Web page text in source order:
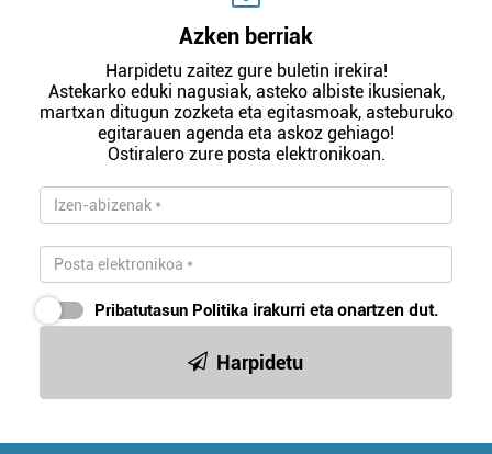
Azken berriak
Harpidetu zaitez gure buletin irekira!
Astekarko eduki nagusiak, asteko albiste ikusienak,
martxan ditugun zozketa eta egitasmoak, asteburuko
egitarauen agenda eta askoz gehiago!
Ostiralero zure posta elektronikoan.
Pribatutasun Politika irakurri eta onartzen dut.
Harpidetu